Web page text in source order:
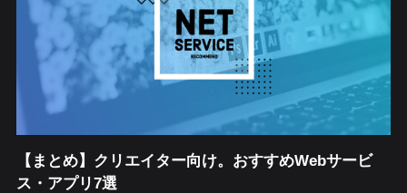
【まとめ】クリエイター向け。おすすめWebサービ
ス・アプリ7選